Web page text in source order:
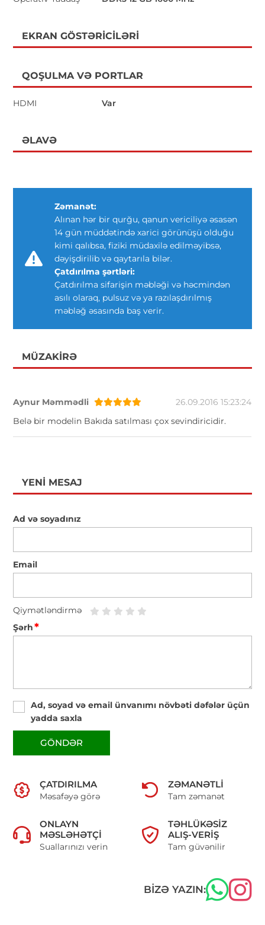
EKRAN GÖSTƏRICILƏRI
QOŞULMA VƏ PORTLAR
HDMI Var
ƏLAVƏ
Zəmanət:
Alınan hər bir qurğu, qanun vericiliyə əsasən
14 gün müddətində xarici görünüşü olduğu
kimi qalıbsa, fiziki müdaxilə edilməyibsə,
dəyişdirilib və qaytarıla bilər.
Çatdırılma şərtləri:
Çatdırılma sifarişin məbləği və həcmindən
asılı olaraq, pulsuz və ya razılaşdırılmış
məbləğ əsasında baş verir.
MÜZAKIRƏ
Aynur Məmmədli
26.09.2016 15:23:24
Belə bir modelin Bakıda satılması çox sevindiricidir.
YENI MESAJ
Ad və soyadınız
Email
Qiymətləndirmə
Şərh*
Ad, soyad və email ünvanımı növbəti dəfələr üçün
yadda saxla
GÖNDƏR
ÇATDIRILMA
Məsafəyə görə
ZƏMANƏTLI
Tam zəmanət
ONLAYN
MƏSLƏHƏTÇI
Suallarınızı verin
TƏHLÜKƏSIZ
ALIŞ-VERIŞ
Tam güvənilir
BIZƏ YAZIN: